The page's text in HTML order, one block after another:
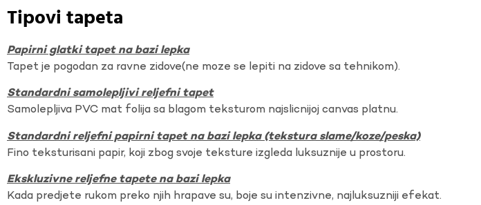
Tipovi tapeta
Papirni glatki tapet na bazi lepka
Tapet je pogodan za ravne zidove(ne moze se lepiti na zidove sa tehnikom).
Standardni samolepljivi reljefni tapet
Samolepljiva PVC mat folija sa blagom teksturom najslicnijoj canvas platnu.
Standardni reljefni papirni tapet na bazi lepka (tekstura slame/koze/peska)
Fino teksturisani papir, koji zbog svoje teksture izgleda luksuznije u prostoru.
Ekskluzivne reljefne tapete na bazi lepka
Kada predjete rukom preko njih hrapave su, boje su intenzivne, najluksuzniji efekat.